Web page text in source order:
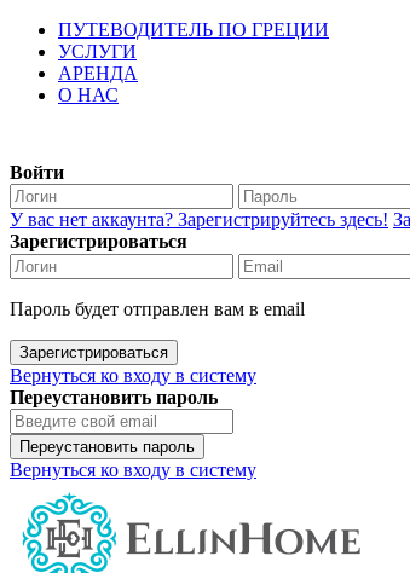
ПУТЕВОДИТЕЛЬ ПО ГРЕЦИИ
УСЛУГИ
АРЕНДА
О НАС
Войти
У вас нет аккаунта? Зарегистрируйтесь здесь!
Зарегистрироваться
Пароль будет отправлен вам в email
Зарегистрироваться
Вернуться ко входу в систему
Переустановить пароль
Переустановить пароль
Вернуться ко входу в систему